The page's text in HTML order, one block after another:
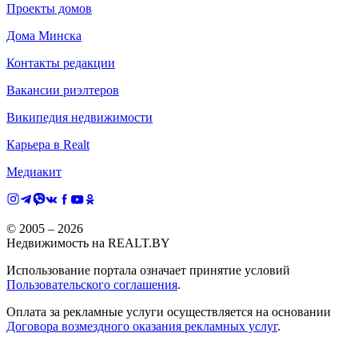
Проекты домов
Дома Минска
Контакты редакции
Вакансии риэлтеров
Википедия недвижимости
Карьера в Realt
Медиакит
© 2005 – 2026
Недвижимость на REALT.BY
Использование портала означает принятие условий
Пользовательского соглашения.
Оплата за рекламные услуги осуществляется на основании
Договора возмездного оказания рекламных услуг.